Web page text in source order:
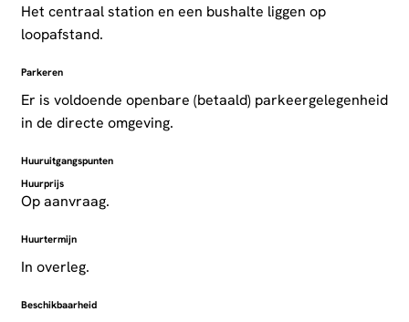
Het centraal station en een bushalte liggen op
loopafstand.
Parkeren
Er is voldoende openbare (betaald) parkeergelegenheid
in de directe omgeving.
Huuruitgangspunten
Huurprijs
Op aanvraag.
Huurtermijn
In overleg.
Beschikbaarheid